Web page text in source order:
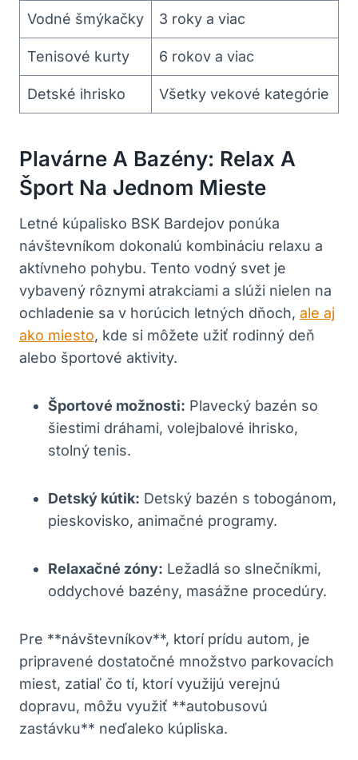
Vodné šmýkačky 3 roky a viac
Tenisové kurty 6 rokov a viac
Detské ihrisko Všetky vekové kategórie
Plavárne A Bazény: Relax A
Šport Na Jednom Mieste
Letné kúpalisko BSK Bardejov ponúka
návštevníkom dokonalú kombináciu relaxu a
aktívneho pohybu. Tento vodný svet je
vybavený rôznymi atrakciami a slúži nielen na
ochladenie sa v horúcich letných dňoch, ale aj
ako miesto, kde si môžete užiť rodinný deň
alebo športové aktivity.
Športové možnosti: Plavecký bazén so
šiestimi dráhami, volejbalové ihrisko,
stolný tenis.
Detský kútik: Detský bazén s tobogánom,
pieskovisko, animačné programy.
Relaxačné zóny: Ležadlá so slnečníkmi,
oddychové bazény, masážne procedúry.
Pre **návštevníkov**, ktorí prídu autom, je
pripravené dostatočné množstvo parkovacích
miest, zatiaľ čo tí, ktorí využijú verejnú
dopravu, môžu využiť **autobusovú
zastávku** neďaleko kúpliska.